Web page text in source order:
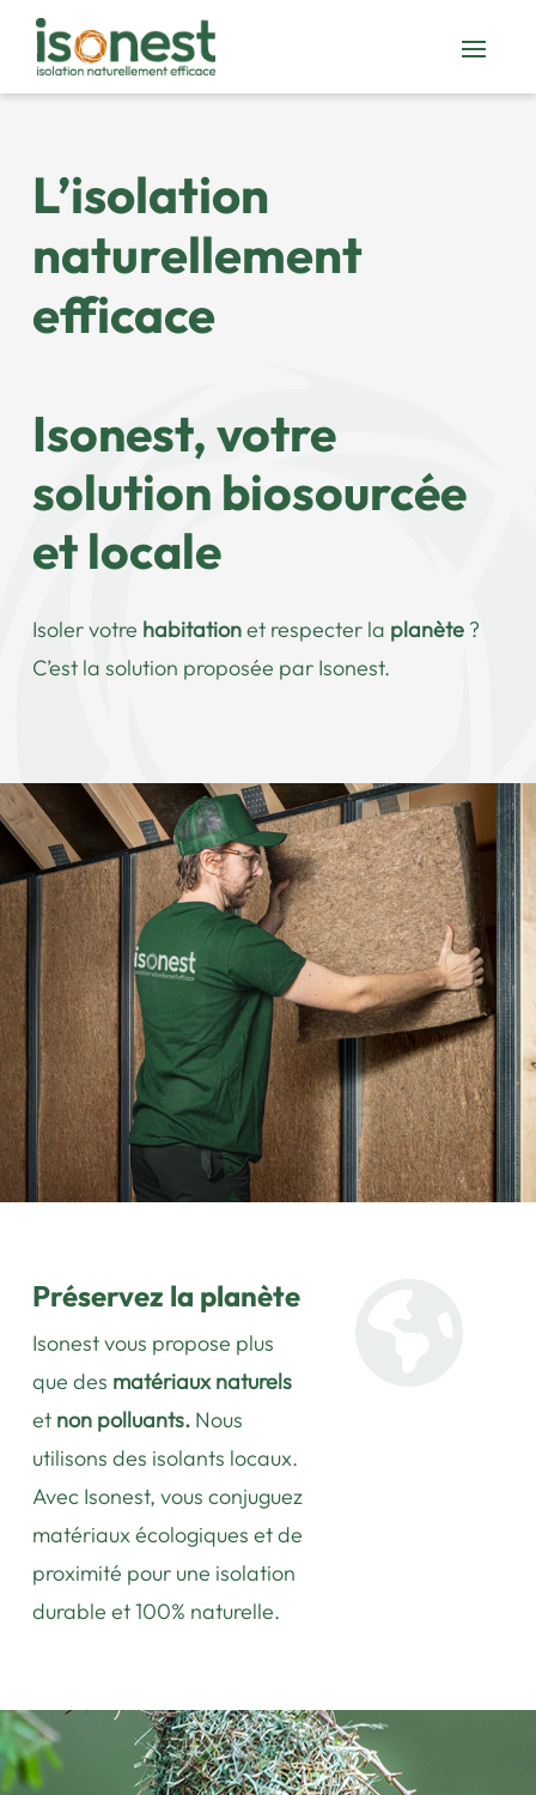
L’isolation
naturellement
efficace
Isonest, votre
solution biosourcée
et locale
Isoler votre habitationet respecter la planète?
C’est la solution proposée par Isonest.
Préservez la planète
Isonest vous propose plus
que des matériaux naturels
et non polluants. Nous
utilisons des isolants locaux.
Avec Isonest, vous conjuguez
matériaux écologiques et de
proximité pour une isolation
durable et 100% naturelle.